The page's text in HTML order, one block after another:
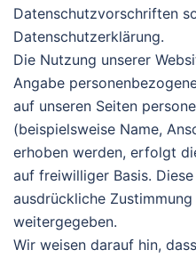
Datenschutzvorschriften
Datenschutzerklärung.
Die Nutzung unserer
Angabe
auf unseren Seiten
(beispielsweise Name,
erhoben werden, erfolgt
auf freiwilliger Basis.
ausdrückliche
weitergegeben.
Wir weisen darauf hin,